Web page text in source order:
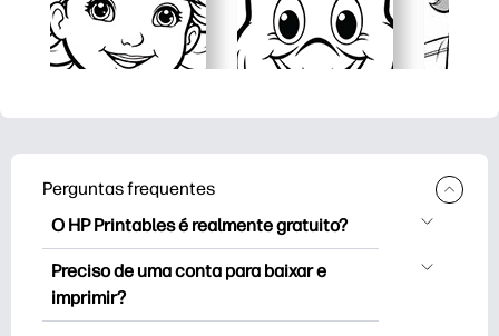
Perguntas frequentes
O HP Printables é realmente gratuito?
O HP Printables oferece mais de 2,500
impressoras gratuitas para baixar e
imprimir. Explore páginas populares para
Preciso de uma conta para baixar e
imprimir?